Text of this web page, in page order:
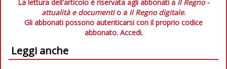
La lettura dell'articolo è riservata agli abbonati a Il Regno -
attualità e documentio a Il Regno digitale.
Gli abbonati possono autenticarsi con il proprio codice
abbonato. Accedi.
Leggi anche